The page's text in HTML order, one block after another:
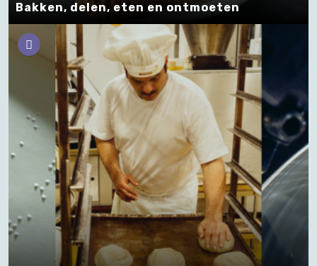
Bakken, delen, eten en ontmoeten